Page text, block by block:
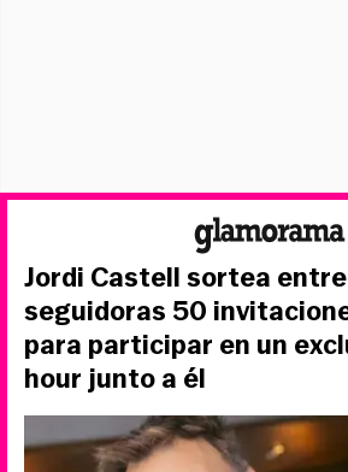
Jordi Castell sortea
seguidoras 50
para participar en un
hour junto a él